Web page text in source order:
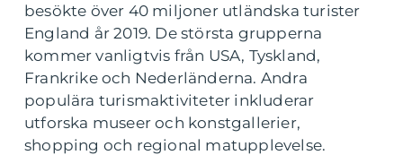
besökte över 40 miljoner utländska turister
England år 2019. De största grupperna
kommer vanligtvis från USA, Tyskland,
Frankrike och Nederländerna. Andra
populära turismaktiviteter inkluderar
utforska museer och konstgallerier,
shopping och regional matupplevelse.